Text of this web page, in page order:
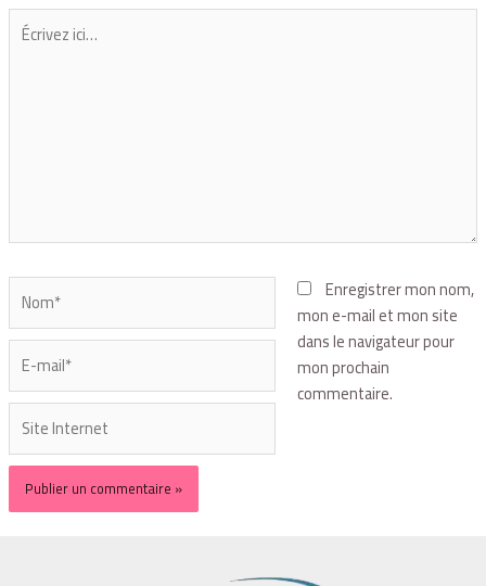
Enregistrer mon nom,
mon e-mail et mon site
dans le navigateur pour
mon prochain
commentaire.